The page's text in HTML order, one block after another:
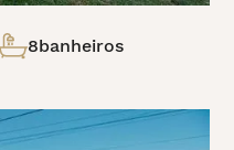
8banheiros